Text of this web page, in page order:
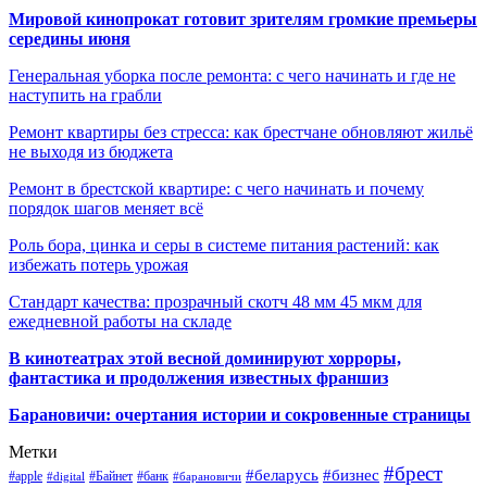
Мировой кинопрокат готовит зрителям громкие премьеры
середины июня
Генеральная уборка после ремонта: с чего начинать и где не
наступить на грабли
Ремонт квартиры без стресса: как брестчане обновляют жильё
не выходя из бюджета
Ремонт в брестской квартире: с чего начинать и почему
порядок шагов меняет всё
Роль бора, цинка и серы в системе питания растений: как
избежать потерь урожая
Стандарт качества: прозрачный скотч 48 мм 45 мкм для
ежедневной работы на складе
В кинотеатрах этой весной доминируют хорроры,
фантастика и продолжения известных франшиз
Барановичи: очертания истории и сокровенные страницы
Метки
#apple #digital #Байнет #банк #барановичи #беларусь #бизнес #брест